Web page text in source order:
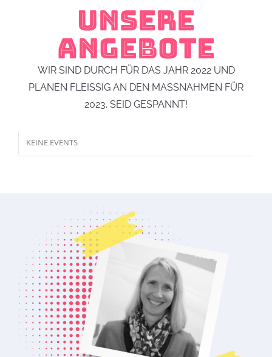
UNSERE
ANGEBOTE
WIR SIND DURCH FÜR DAS JAHR 2022 UND
PLANEN FLEISSIG AN DEN MASSNAHMEN FÜR 20
23. SEID GESPANNT!
KEINE EVENTS